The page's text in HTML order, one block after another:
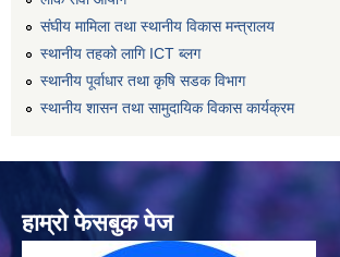
संघीय मामिला तथा स्थानीय विकास मन्त्रालय
स्थानीय तहको लागि ICT ब्लग
स्थानीय पूर्वाधार तथा कृषि सडक विभाग
स्थानीय शासन तथा सामुदायिक विकास कार्यक्रम
हाम्रो फेसबुक पेज